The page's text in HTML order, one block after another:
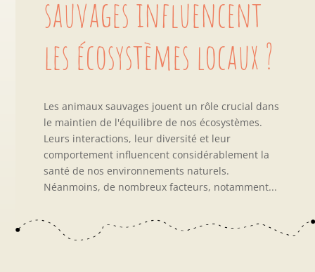
sauvages influencent
les écosystèmes locaux ?
Les animaux sauvages jouent un rôle crucial dans
le maintien de l'équilibre de nos écosystèmes.
Leurs interactions, leur diversité et leur
comportement influencent considérablement la
santé de nos environnements naturels.
Néanmoins, de nombreux facteurs, notamment...